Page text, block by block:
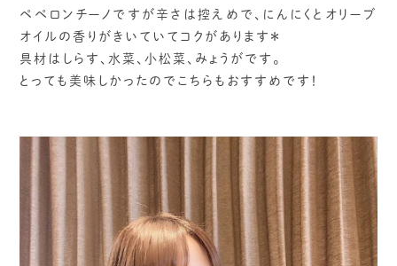
ペペロンチーノですが辛さは控えめで、にんにくとオリーブ
オイルの香りがきいていてコクがあります＊
具材はしらす、水菜、小松菜、みょうがです。
とっても美味しかったのでこちらもおすすめです！